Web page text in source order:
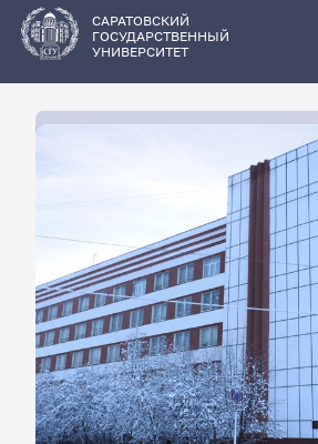
основному
содержанию
САРАТОВСКИЙ
ГОСУДАРСТВЕННЫЙ
УНИВЕРСИТЕТ